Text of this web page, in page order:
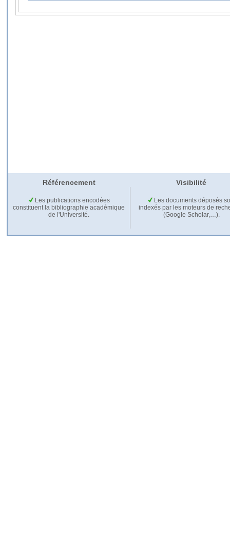
Référencement Visibilité
Les publications encodées
constituent la bibliographie académique
de l'Université.
Les documents déposés
indexés par les moteurs de
(Google Scholar,…).